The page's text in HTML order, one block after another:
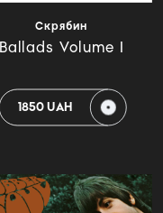
Скрябин
Ballads Volume I
1850 UAH